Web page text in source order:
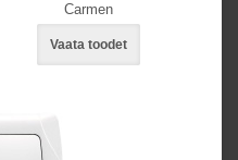
Carmen
Vaata toodet